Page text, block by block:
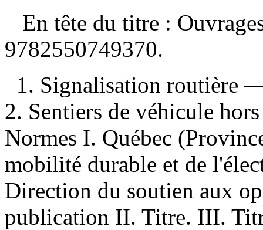
En tête du titre :
9782550749370.
1. Signalisation routière
2. Sentiers de véhicule
Normes I. Québec
mobilité durable et de
Direction du soutien aux
publication II. Titre. III.